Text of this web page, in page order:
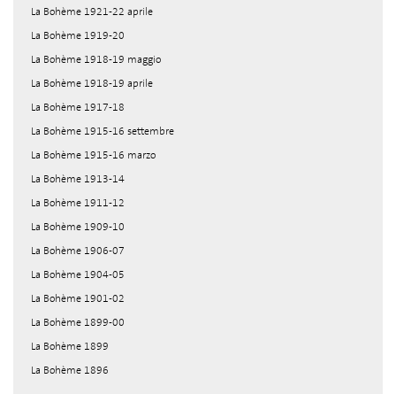
La Bohème 1921-22 aprile
La Bohème 1919-20
La Bohème 1918-19 maggio
La Bohème 1918-19 aprile
La Bohème 1917-18
La Bohème 1915-16 settembre
La Bohème 1915-16 marzo
La Bohème 1913-14
La Bohème 1911-12
La Bohème 1909-10
La Bohème 1906-07
La Bohème 1904-05
La Bohème 1901-02
La Bohème 1899-00
La Bohème 1899
La Bohème 1896